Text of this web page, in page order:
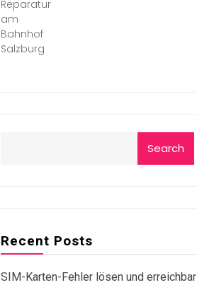
Search
Recent Posts
SIM-Karten-Fehler lösen und erreichbar